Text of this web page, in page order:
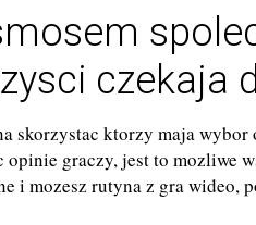
czekaja
skorzystac ktorzy maja
graczy, jest to mozliwe
i mozesz rutyna z gra wideo,